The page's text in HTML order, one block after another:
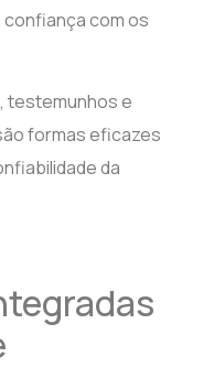
com os
testemunhos e
formas eficazes
da